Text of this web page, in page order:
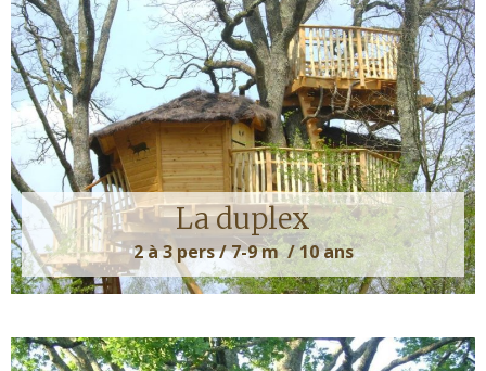
La duplex
2 à 3 pers / 7-9 m / 10 ans